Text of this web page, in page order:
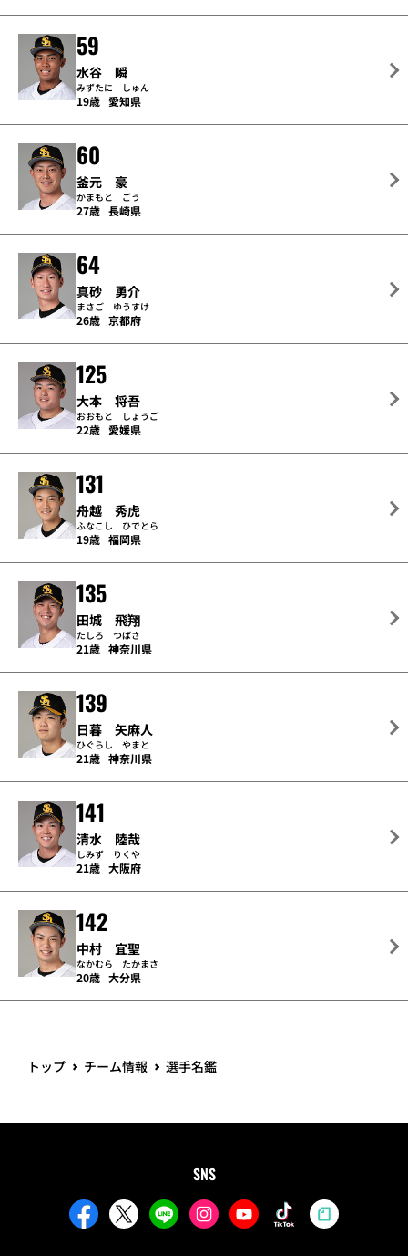
59
水谷 瞬
みずたに しゅん
19歳 愛知県
60
釜元 豪
かまもと ごう
27歳 長崎県
64
真砂 勇介
まさご ゆうすけ
26歳 京都府
125
大本 将吾
おおもと しょうご
22歳 愛媛県
131
舟越 秀虎
ふなこし ひでとら
19歳 福岡県
135
田城 飛翔
たしろ つばさ
21歳 神奈川県
139
日暮 矢麻人
ひぐらし やまと
21歳 神奈川県
141
清水 陸哉
しみず りくや
21歳 大阪府
142
中村 宜聖
なかむら たかまさ
20歳 大分県
トップ チーム情報 選手名鑑
SNS